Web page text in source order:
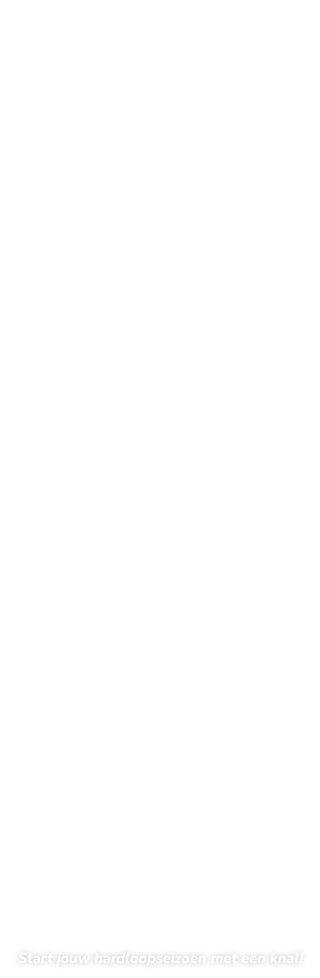
Start jouw hardloopseizoen met een knal!